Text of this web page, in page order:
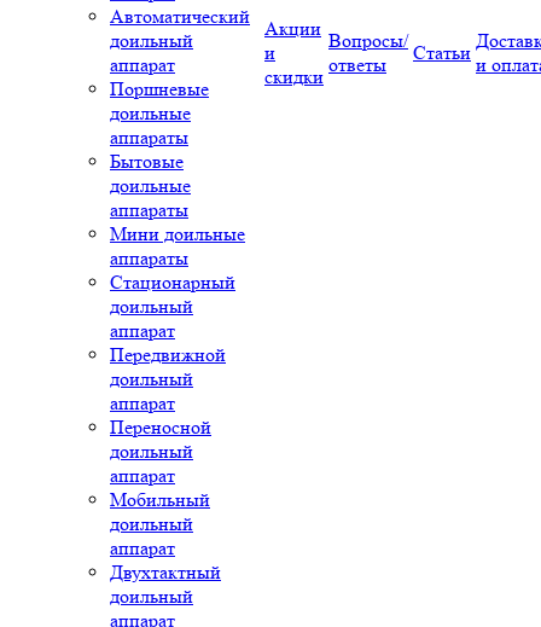
Автоматический
доильный
аппарат
Поршневые
доильные
аппараты
Бытовые
доильные
аппараты
Мини доильные
аппараты
Стационарный
доильный
аппарат
Передвижной
доильный
аппарат
Переносной
доильный
аппарат
Мобильный
доильный
аппарат
Двухтактный
доильный
аппарат
Акции
и
скидки
Вопросы/
ответы
Статьи
и